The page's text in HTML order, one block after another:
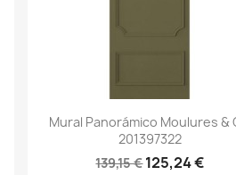
Vista rápida
Mural Panorámico Moulures &
201397322
139,15 €125,24 €